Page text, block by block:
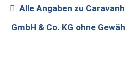
Alle Angaben zu
GmbH & Co. KG ohne